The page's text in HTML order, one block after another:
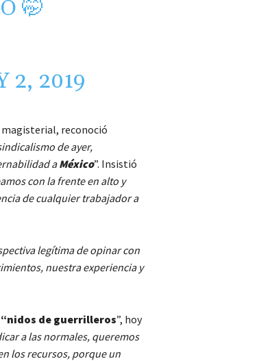
🤭
2, 2019
magisterial, reconoció
de ayer,
aMéxico”. Insistió
con la frente en alto y
de cualquier trabajador a
legítima de opinar con
nuestra experiencia y
“nidos de guerrilleros”, hoy
a las normales, queremos
los recursos, porque un